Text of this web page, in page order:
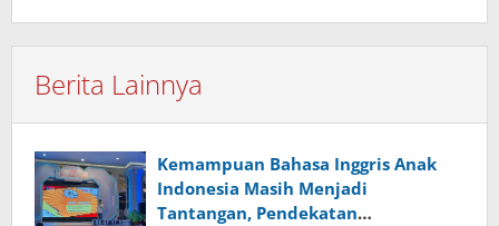
Berita Lainnya
Kemampuan Bahasa Inggris Anak
Indonesia Masih Menjadi
Tantangan, Pendekatan